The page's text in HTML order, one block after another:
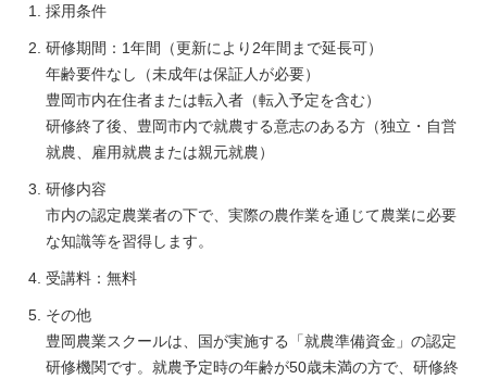
採用条件
研修期間：1年間（更新により2年間まで延長可）
年齢要件なし（未成年は保証人が必要）
豊岡市内在住者または転入者（転入予定を含む）
研修終了後、豊岡市内で就農する意志のある方（独立・自営
就農、雇用就農または親元就農）
研修内容
市内の認定農業者の下で、実際の農作業を通じて農業に必要
な知識等を習得します。
受講料：無料
その他
豊岡農業スクールは、国が実施する「就農準備資金」の認定
研修機関です。就農予定時の年齢が50歳未満の方で、研修終